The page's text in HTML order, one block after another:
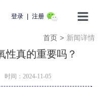
首页
登录 注册
性真的重要吗？
时间：2024-11-05
首页 > 新闻详情